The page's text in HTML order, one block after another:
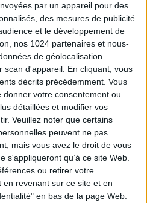
par un appareil pour des
des mesures de publicité
et le développement de
nos 1024 partenaires et nous-
de géolocalisation
scan d'appareil. En cliquant, vous
décrits précédemment. Vous
votre consentement ou
détaillées et modifier vos
Veuillez noter que certains
peuvent ne pas
mais vous avez le droit de vous
s'appliqueront qu’à ce site Web.
ou retirer votre
revenant sur ce site et en
en bas de la page Web.
configurer, personnaliser
son iPhone pour gagner
avancées et
professionnelles.